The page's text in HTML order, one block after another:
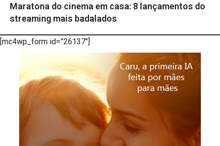
Maratona do cinema em casa: 8 lançamentos do
streaming mais badalados
[mc4wp_form id=”26137″]